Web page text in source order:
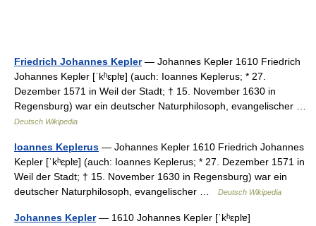
Friedrich Johannes Kepler— Johannes Kepler 1610 Friedrich
Johannes Kepler [ˈkʰɛplɐ] (auch: Ioannes Keplerus; * 27.
Dezember 1571 in Weil der Stadt; † 15. November 1630 in
Regensburg) war ein deutscher Naturphilosoph, evangelischer …
Deutsch Wikipedia
Ioannes Keplerus — Johannes Kepler 1610 Friedrich Johannes
Kepler [ˈkʰɛplɐ] (auch: Ioannes Keplerus; * 27. Dezember 1571 in
Weil der Stadt; † 15. November 1630 in Regensburg) war ein
deutscher Naturphilosoph, evangelischer …
Deutsch Wikipedia
Johannes Kepler— 1610 Johannes Kepler [ˈkʰɛplɐ]